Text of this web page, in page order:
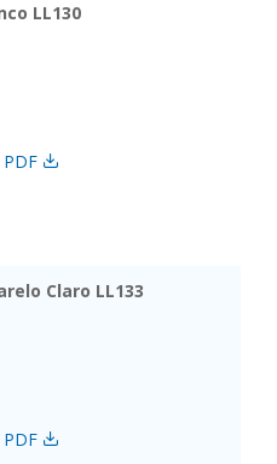
LL130
Claro LL133